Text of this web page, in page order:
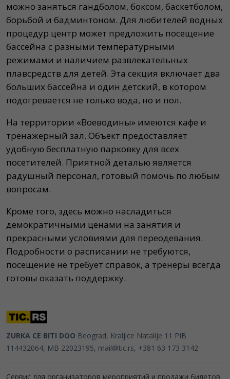
можно заняться гандболом, боксом, баскетболом,
борьбой и бадминтоном. Для любителей водных
процедур центр может предложить посещение
бассейна с разными температурными
режимами и наличием развлекательных
плавсредств для детей. Эта секция включает два
больших бассейна и один детский, в котором
подогревается не только вода, но и пол.
На территории «Воеводины» имеются кафе и
тренажерный зал. Объект предоставляет
удобную бесплатную парковку для всех
посетителей. Приятной деталью является
радушный персонал, готовый помочь по любым
вопросам.
Кроме того, здесь можно насладиться
демократичными ценами на занятия и
прекрасными условиями для переодевания.
Подробности о расписании не требуются,
посещение не требует справок, а тренеры всегда
готовы оказать поддержку.
ZURKA CE BITI DOO Beograd, Kraljice Natalije 11 PIB
114432064, MB 22023195, mail@tic.rs, +381 63 173 3142
Сервис для организаторов мероприятий и продажи билетов